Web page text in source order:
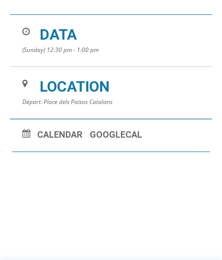
DATA
(Sunday) 12:30 pm - 1:00 pm
LOCATION
Départ: Place dels Països Catalans
CALENDAR GOOGLECAL